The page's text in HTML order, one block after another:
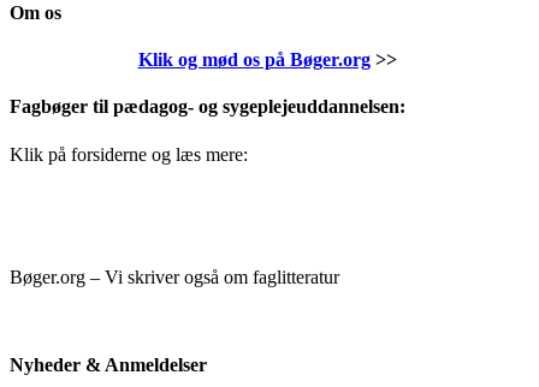
Om os
Klik og mød os på Bøger.org>>
Fagbøger til pædagog- og sygeplejeuddannelsen:
Klik på forsiderne og læs mere:
Bøger.org – Vi skriver også om faglitteratur
Nyheder & Anmeldelser